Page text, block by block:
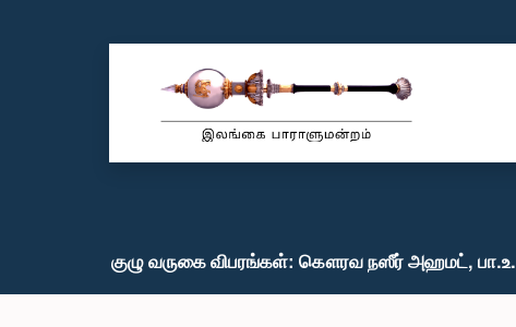
குழு வருகை விபரங்கள்: கௌரவ நஸீர் அஹமட், பா.உ.